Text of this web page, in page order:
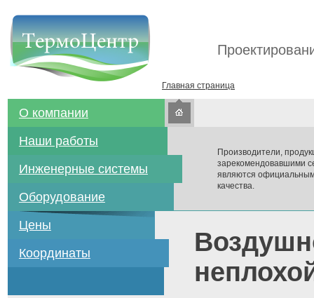
Главная страница
О компании
Наши работы
Инженерные системы
Оборудование
Цены
Координаты
Производители,
зарекомендовавшими
являются
качества.